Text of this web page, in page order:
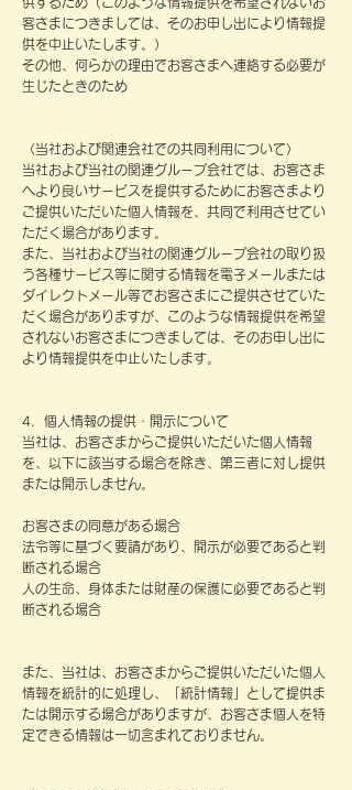
客さまにつきましては、そのお申し出により情報提
供を中止いたします。）
その他、何らかの理由でお客さまへ連絡する必要が
生じたときのため
〈当社および関連会社での共同利用について〉
当社および当社の関連グループ会社では、お客さま
へより良いサービスを提供するためにお客さまより
ご提供いただいた個人情報を、共同で利用させてい
ただく場合があります。
また、当社および当社の関連グループ会社の取り扱
う各種サービス等に関する情報を電子メールまたは
ダイレクトメール等でお客さまにご提供させていた
だく場合がありますが、このような情報提供を希望
されないお客さまにつきましては、そのお申し出に
より情報提供を中止いたします。
4．個人情報の提供・開示について
当社は、お客さまからご提供いただいた個人情報
を、以下に該当する場合を除き、第三者に対し提供
または開示しません。
お客さまの同意がある場合
法令等に基づく要請があり、開示が必要であると判
断される場合
人の生命、身体または財産の保護に必要であると判
断される場合
また、当社は、お客さまからご提供いただいた個人
情報を統計的に処理し、「統計情報」として提供ま
たは開示する場合がありますが、お客さま個人を特
定できる情報は一切含まれておりません。